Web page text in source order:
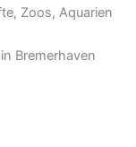
Zoos, Aquarien
Bremerhaven